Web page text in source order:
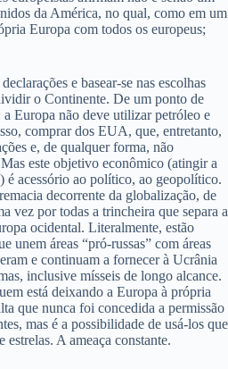
da América, no qual, como em um
Europa com todos os europeus;
e basear-se nas escolhas
o Continente. De um ponto de
Europa não deve utilizar petróleo e
comprar dos EUA, que, entretanto,
e, de qualquer forma, não
este objetivo econômico (atingir a
é acessório ao político, ao geopolítico.
decorrente da globalização, de
vez por todas a trincheira que separa a
ocidental. Literalmente, estão
unem áreas “pró-russas” com áreas
e continuam a fornecer à Ucrânia
inclusive mísseis de longo alcance.
está deixando a Europa à própria
que nunca foi concedida a permissão
mas é a possibilidade de usá-los que
estrelas. A ameaça constante.